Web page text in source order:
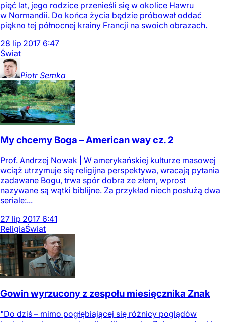
pięć lat, jego rodzice przenieśli się w okolice Hawru
w Normandii. Do końca życia będzie próbował oddać
piękno tej północnej krainy Francji na swoich obrazach.
28 lip 2017 6:47
Świat
Piotr Semka
My chcemy Boga – American way cz. 2
Prof. Andrzej Nowak | W amerykańskiej kulturze masowej
wciąż utrzymuje się religijna perspektywa, wracają pytania
zadawane Bogu, trwa spór dobra ze złem, wprost
nazywane są wątki biblijne. Za przykład niech posłużą dwa
seriale:...
27 lip 2017 6:41
ReligiaŚwiat
Gowin wyrzucony z zespołu miesięcznika Znak
"Do dziś – mimo pogłębiającej się różnicy poglądów